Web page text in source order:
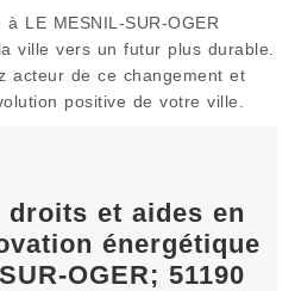
LE MESNIL-SUR-OGER
ville vers un futur plus durable.
acteur de ce changement et
positive de votre ville.
droits et aides en
énergétique
OGER; 51190